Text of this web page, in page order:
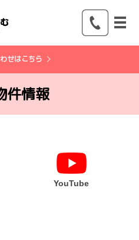
メ
せはこちら
件情報
YouTube